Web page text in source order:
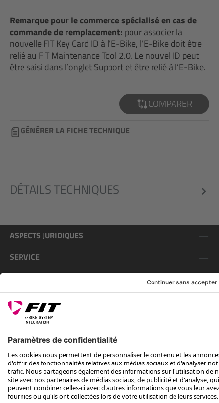
Remarque pour le commerce spécialisé en cas de
commande de remplacement: pour associer la
nouvelle FIT Key Card ID à l’E-Bike, l’E-Bike doit être
relié au FIT Maintenance Tool 2.0. Le nouvel ID peut
être saisi dans l’onglet Support et être relié à l’E-Bike.
COMPARER
GÉNÉRER LA FICHE TECHNIQUE
DÉTAILS TECHNIQUES
ASPECTS JURIDIQUES
SERVICE
*Prix conseillé avec TVA. Hors frais de transport